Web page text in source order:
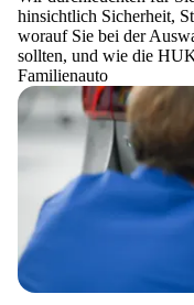
hinsichtlich Sicherheit,
worauf Sie bei der
sollten, und wie die
Familienauto